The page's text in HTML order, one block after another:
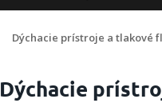
Dýchacie prístroje a tlakové
Dýchacie